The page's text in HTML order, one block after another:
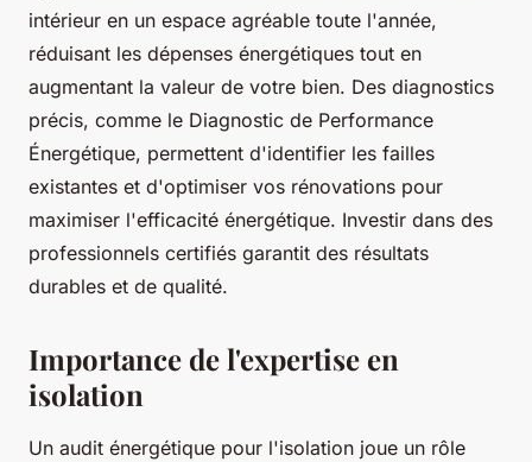
intérieur en un espace agréable toute l'année,
réduisant les dépenses énergétiques tout en
augmentant la valeur de votre bien. Des diagnostics
précis, comme le Diagnostic de Performance
Énergétique, permettent d'identifier les failles
existantes et d'optimiser vos rénovations pour
maximiser l'efficacité énergétique. Investir dans des
professionnels certifiés garantit des résultats
durables et de qualité.
Importance de l'expertise en
isolation
Un audit énergétique pour l'isolation joue un rôle